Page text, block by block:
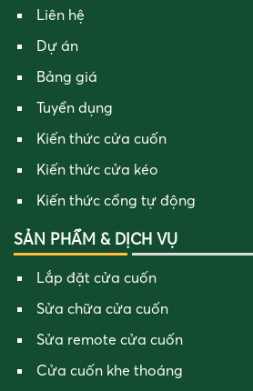
Liên hệ
Dự án
Bảng giá
Tuyển dụng
Kiến thức cửa cuốn
Kiến thức cửa kéo
Kiến thức cổng tự động
SẢN PHẨM & DỊCH VỤ
Lắp đặt cửa cuốn
Sửa chữa cửa cuốn
Sửa remote cửa cuốn
Cửa cuốn khe thoáng